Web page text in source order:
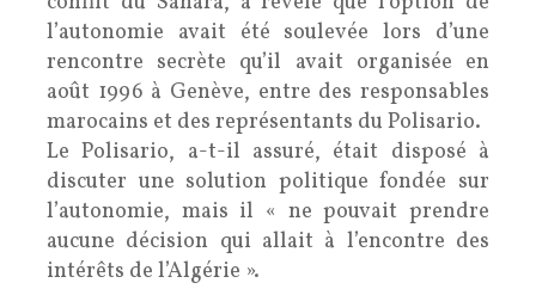
l’autonomie avait été soulevée lors d’une
rencontre secrète qu’il avait organisée en
août 1996 à Genève, entre des responsables
marocains et des représentants du Polisario.
Le Polisario, a-t-il assuré, était disposé à
discuter une solution politique fondée sur
l’autonomie, mais il « ne pouvait prendre
aucune décision qui allait à l’encontre des
intérêts de l’Algérie ».